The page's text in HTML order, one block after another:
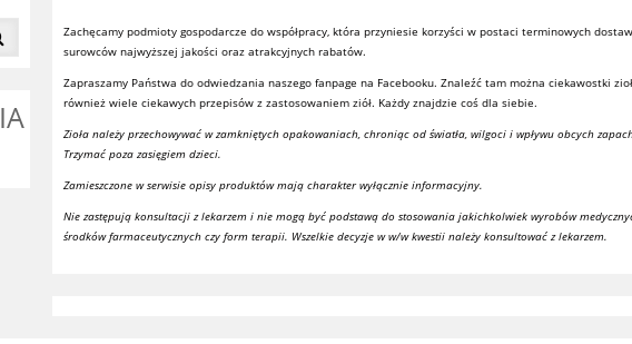
Zachęcamy podmioty gospodarcze do współpracy, która przyniesie korzyści w postaci terminowych dostaw
surowców najwyższej jakości oraz atrakcyjnych rabatów.
Zapraszamy Państwa do odwiedzania naszego fanpage na Facebooku. Znaleźć tam można ciekawostki
również wiele ciekawych przepisów z zastosowaniem ziół. Każdy znajdzie coś dla siebie.
Zioła należy przechowywać w zamkniętych opakowaniach, chroniąc od światła, wilgoci i wpływu obcych
Trzymać poza zasięgiem dzieci.
Zamieszczone w serwisie opisy produktów mają charakter wyłącznie informacyjny.
Nie zastępują konsultacji z lekarzem i nie mogą być podstawą do stosowania jakichkolwiek wyrobów
środków farmaceutycznych czy form terapii. Wszelkie decyzje w w/w kwestii należy konsultować z lekarzem.